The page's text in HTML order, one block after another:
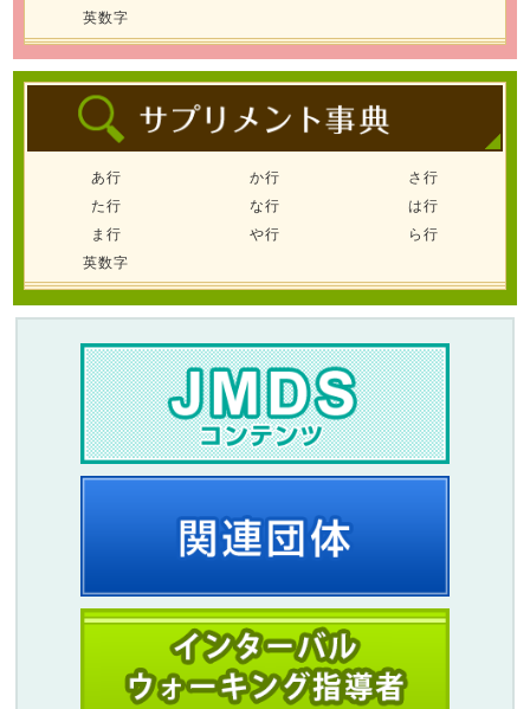
英数字
あ行 か行
さ行
た行
な行
は行
ま行
や行
ら行
英数字